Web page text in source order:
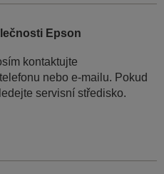
Epson
kontaktujte
nebo e-mailu. Pokud
servisní středisko.